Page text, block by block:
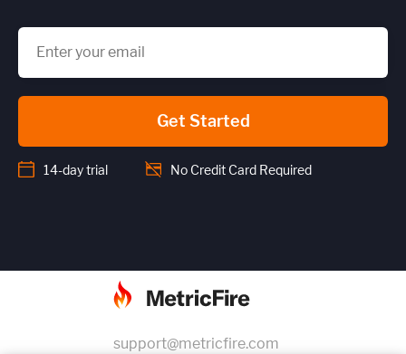
Get Started
14-day trial No Credit Card Required
support@metricfire.com